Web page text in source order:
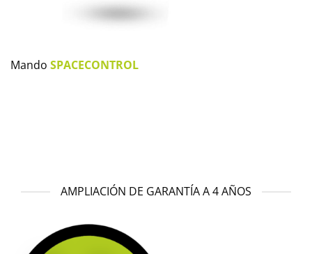
Mando SPACECONTROL
AMPLIACIÓN DE GARANTÍA A 4 AÑOS